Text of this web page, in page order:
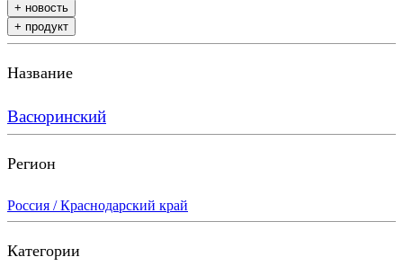
+ новость
+ продукт
Название
Васюринский
Регион
Россия / Краснодарский край
Категории